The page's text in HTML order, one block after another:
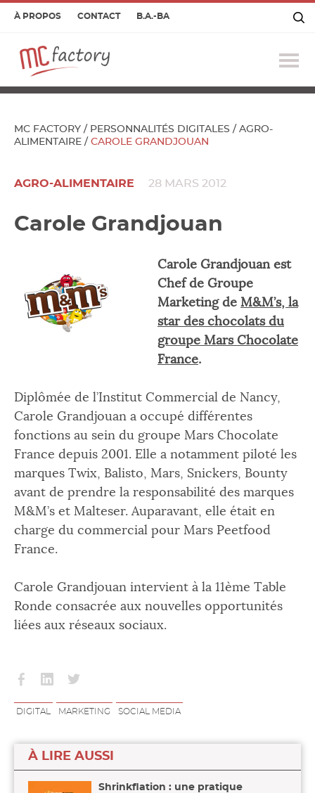
À PROPOS CONTACT B.A.-BA
le
MC FACTORY / PERSONNALITÉS DIGITALES / AGRO-
ALIMENTAIRE / CAROLE GRANDJOUAN
AGRO-ALIMENTAIRE 28 MARS 2012
Carole Grandjouan
Carole Grandjouan est
Chef de Groupe
Marketing de M&M’s, la
star des chocolats du
groupe Mars Chocolate
France.
Diplômée de l’Institut Commercial de Nancy,
Carole Grandjouan a occupé différentes
fonctions au sein du groupe Mars Chocolate
France depuis 2001. Elle a notamment piloté les
marques Twix, Balisto, Mars, Snickers, Bounty
avant de prendre la responsabilité des marques
M&M’s et Malteser. Auparavant, elle était en
charge du commercial pour Mars Peetfood
France.
Carole Grandjouan intervient à la 11ème Table
Ronde consacrée aux nouvelles opportunités
liées aux réseaux sociaux.
Partager
facebook
Partager
linkedintwitter
DIGITAL MARKETING SOCIAL MEDIA
À LIRE AUSSI
Shrinkflation : une pratique